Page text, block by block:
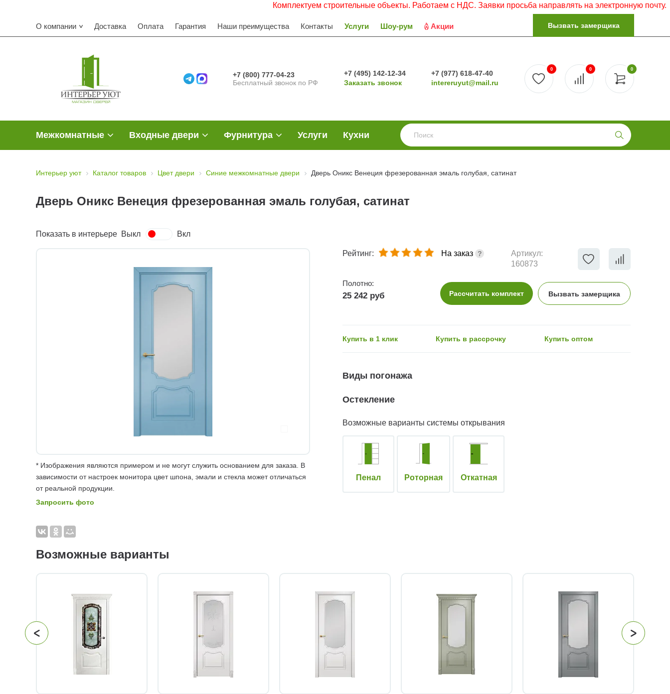
Комплектуем строительные объекты. Работаем с НДС. Заявки просьба направлять на электронную почту.
О компании Доставка Оплата Гарантия Наши преимущества Контакты Услуги Шоу-рум Акции Вызвать замерщика
+7 (800) 777-04-23
Бесплатный звонок по РФ
+7 (495) 142-12-34
Заказать звонок
+7 (977) 618-47-40
intereruyut@mail.ru
0
0 0
Межкомнатные Входные двери Фурнитура Услуги Кухни
Интерьер уют Каталог товаров Цвет двери Синие межкомнатные двери Дверь Оникс Венеция фрезерованная эмаль голубая, сатинат
Дверь Оникс Венеция фрезерованная эмаль голубая, сатинат
Показать в интерьере Выкл Вкл
* Изображения являются примером и не могут служить основанием для заказа. В
зависимости от настроек монитора цвет шпона, эмали и стекла может отличаться
от реальной продукции.
Запросить фото
Рейтинг: На заказ
Артикул:
160873
Полотно:
25 242 руб Рассчитать комплект Вызвать замерщика
Купить в 1 клик Купить в рассрочку Купить оптом
Виды погонажа
Остекление
Возможные варианты системы открывания
Пенал Роторная Откатная
Возможные варианты